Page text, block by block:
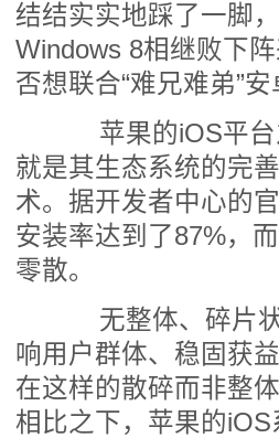
结结实实地踩了一脚
Windows 8相继败下
否想联合“难兄难弟”
苹果的iOS平台
就是其生态系统的完
术。据开发者中心的
安装率达到了87%，
零散。
无整体、碎片状
响用户群体、稳固获
在这样的散碎而非整
相比之下，苹果的